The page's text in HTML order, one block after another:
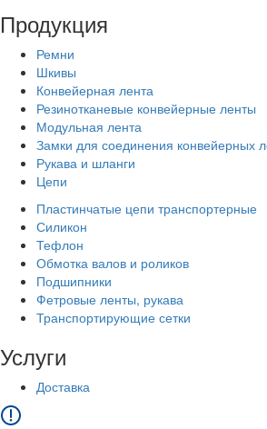
Продукция
Ремни
Шкивы
Конвейерная лента
Резинотканевые конвейерные ленты
Модульная лента
Замки для соединения конвейерных
Рукава и шланги
Цепи
Пластинчатые цепи транспортерные
Силикон
Тефлон
Обмотка валов и роликов
Подшипники
Фетровые ленты, рукава
Транспортирующие сетки
Услуги
Доставка